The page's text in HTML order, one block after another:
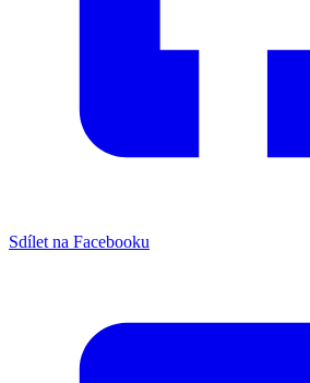
Sdílet na Facebooku